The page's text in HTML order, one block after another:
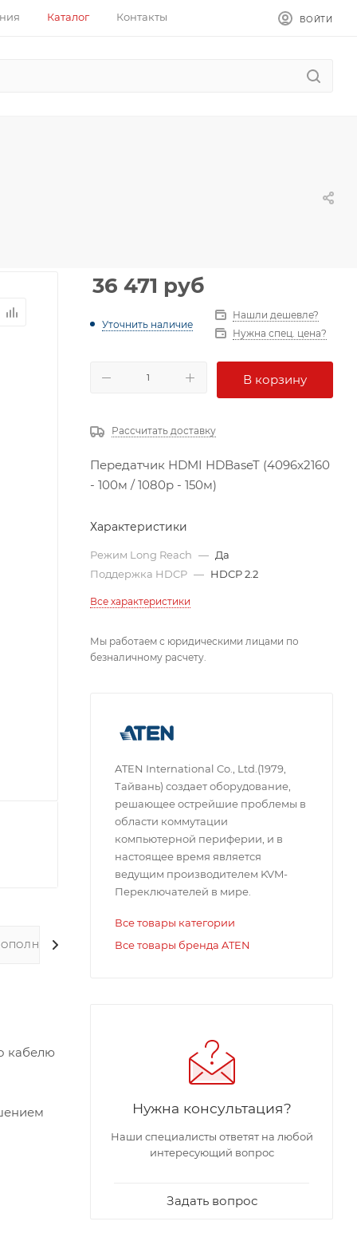
Каталог Контакты ВОЙТИ
кабелю
36 471 руб
Уточнить наличие
Нашли дешевле?
Нужна спец. цена?
В корзину
Рассчитать доставку
Передатчик HDMI HDBaseT (4096x2160
- 100м / 1080p - 150м)
Характеристики
Режим Long Reach — Да
Поддержка HDCP — HDCP 2.2
Все характеристики
Мы работаем с юридическими лицами по
безналичному расчету.
ATEN International Co., Ltd.(1979,
Тайвань) создает оборудование,
решающее острейшие проблемы в
области коммутации
компьютерной периферии, и в
настоящее время является
ведущим производителем KVM-
Переключателей в мире.
Все товары категории
Все товары бренда ATEN
Нужна консультация?
Наши специалисты ответят на любой
интересующий вопрос
Задать вопрос